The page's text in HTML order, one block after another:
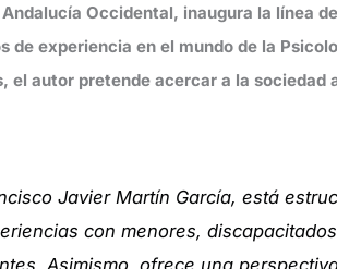
Occidental, inaugura la línea
de experiencia en el mundo de la
el autor pretende acercar a la sociedad
Javier Martín García, está
con menores,
Asimismo, ofrece una